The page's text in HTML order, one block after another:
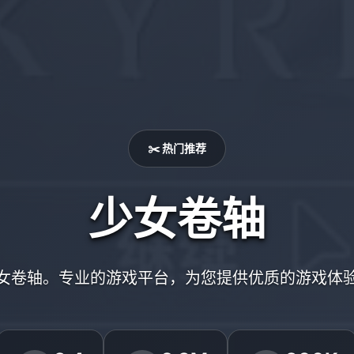
✂️ 热门推荐
少女卷轴
卷轴。专业的游戏平台，为您提供优质的游戏体